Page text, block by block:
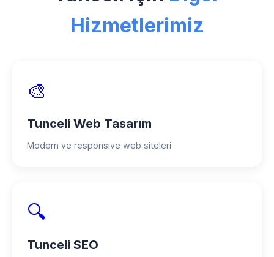
indirimler, taksitli ödeme seçenekleri ve
proje bazlı ödeme planları mevcuttur.
Hizmetlerimiz
🎨
Tunceli Web Tasarım
Modern ve responsive web siteleri
🔍
Tunceli SEO